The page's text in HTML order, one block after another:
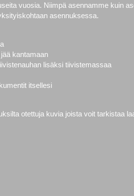
vuosia. Niimpä asennamme kuin
asennuksessa.
kantamaan
lisäksi tiivistemassaa
itsellesi
otettuja kuvia joista voit tarkistaa